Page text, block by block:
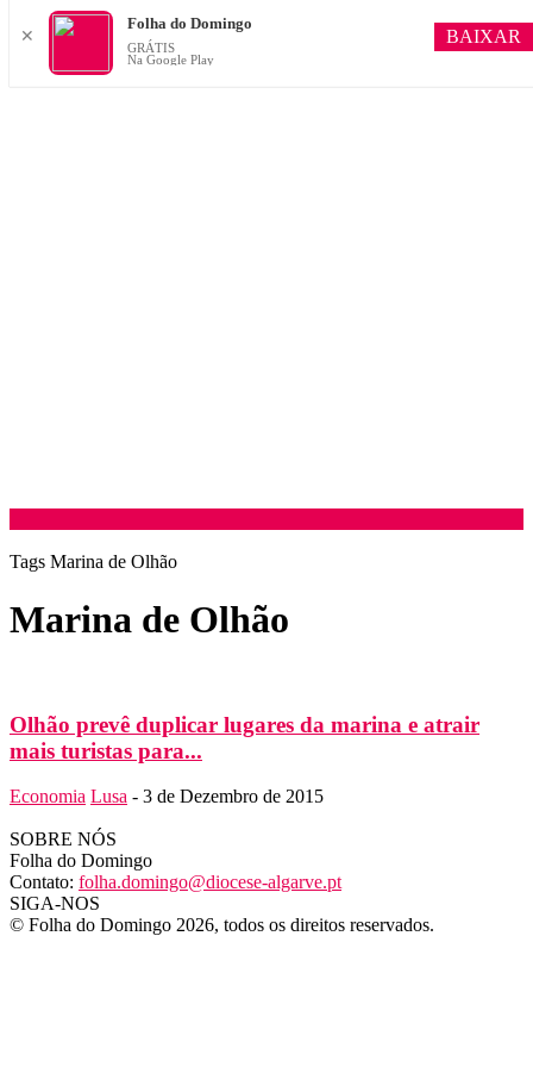
Tags Marina de Olhão
Marina de Olhão
Olhão prevê duplicar lugares da marina e atrair
mais turistas para...
Economia Lusa - 3 de Dezembro de 2015
SOBRE NÓS
Folha do Domingo
Contato: folha.domingo@diocese-algarve.pt
SIGA-NOS
© Folha do Domingo 2026, todos os direitos reservados.
✕
Folha do Domingo
GRÁTIS
Na Google Play
BAIXAR